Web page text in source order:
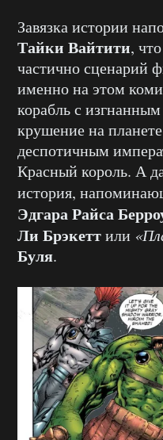
Завязка истории
Тайки Вайтити,
частично сценарий
именно на этом
корабль с
крушение на
деспотичным
Красный король. А
история,
Эдгара Райса
Ли Брэкеттили
Буля.